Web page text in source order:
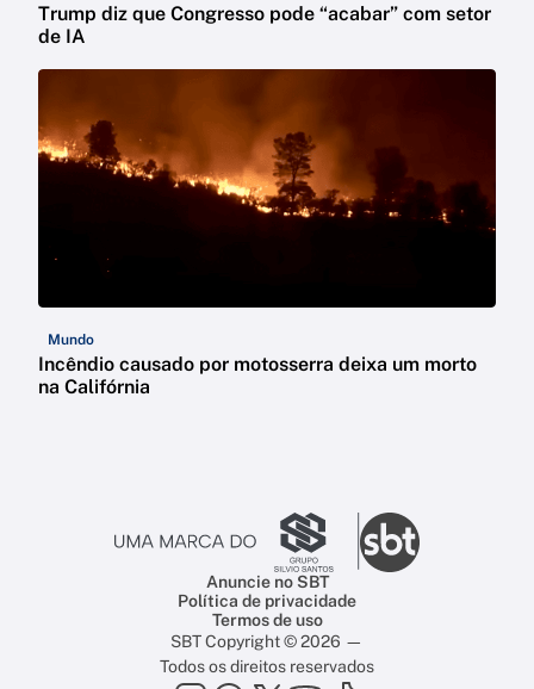
Trump diz que Congresso pode “acabar” com setor
de IA
Mundo
Incêndio causado por motosserra deixa um morto
na Califórnia
Anuncie no SBT
Política de privacidade
Termos de uso
SBT Copyright © 2026 —
Todos os direitos reservados